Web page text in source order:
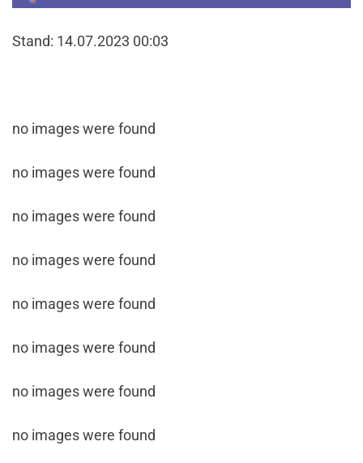
Stand: 14.07.2023 00:03
no images were found
no images were found
no images were found
no images were found
no images were found
no images were found
no images were found
no images were found